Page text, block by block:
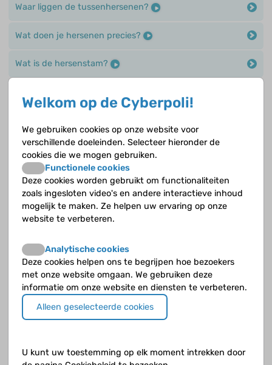
Waar liggen de tussenhersenen?
Wat doen je hersenen precies?
Wat is de hersenstam?
Wat is de rol van de grote hersenen?
Wat is de thalamus?
Wat is een achterhoofdskwab?
Wat is een slaapbeenkwab?
Wat is een voorhoofdskwab?
Wat is een wandbeenkwab?
Welkom op de Cyberpoli!
We gebruiken cookies op onze website voor
verschillende doeleinden. Selecteer hieronder de
cookies die we mogen gebruiken.
Functionele cookies
Deze cookies worden gebruikt om functionaliteiten
zoals ingesloten video's en andere interactieve inhoud
mogelijk te maken. Ze helpen uw ervaring op onze
website te verbeteren.
Analytische cookies
Deze cookies helpen ons te begrijpen hoe bezoekers
met onze website omgaan. We gebruiken deze
informatie om onze website en diensten te verbeteren.
Alleen geselecteerde cookies
U kunt uw toestemming op elk moment intrekken door